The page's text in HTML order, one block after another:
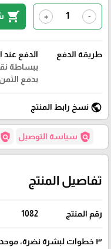
-
+
shopping_cart
طريقة الدفع
الدفع عند
ببساطة
بدفع
public نسخ رابط المنتج
policy سياسة التوصيل policy
تفاصيل المنتج
رقم المنتج 1082
٣ خطوات لبشرة نضرة، موحدة، ومشرقة بعمق: